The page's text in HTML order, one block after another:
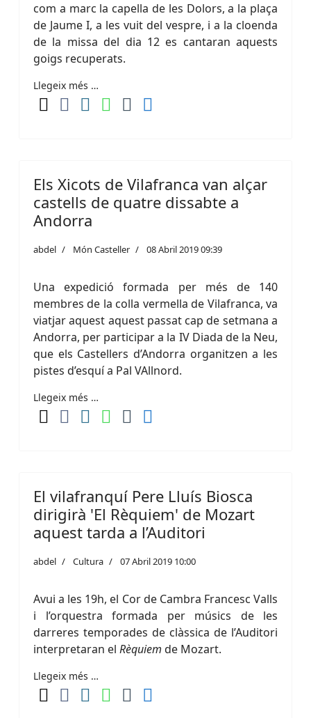
com a marc la capella de les Dolors, a la plaça
de Jaume I, a les vuit del vespre, i a la cloenda
de la missa del dia 12 es cantaran aquests
goigs recuperats.
Llegeix més …
Els Xicots de Vilafranca van alçar
castells de quatre dissabte a
Andorra
abdel Món Casteller 08 Abril 2019 09:39
Una expedició formada per més de 140
membres de la colla vermella de Vilafranca, va
viatjar aquest aquest passat cap de setmana a
Andorra, per participar a la IV Diada de la Neu,
que els Castellers d’Andorra organitzen a les
pistes d’esquí a Pal VAllnord.
Llegeix més …
El vilafranquí Pere Lluís Biosca
dirigirà 'El Rèquiem' de Mozart
aquest tarda a l’Auditori
abdel Cultura 07 Abril 2019 10:00
Avui a les 19h, el Cor de Cambra Francesc Valls
i l’orquestra formada per músics de les
darreres temporades de clàssica de l’Auditori
interpretaran el Rèquiem de Mozart.
Llegeix més …